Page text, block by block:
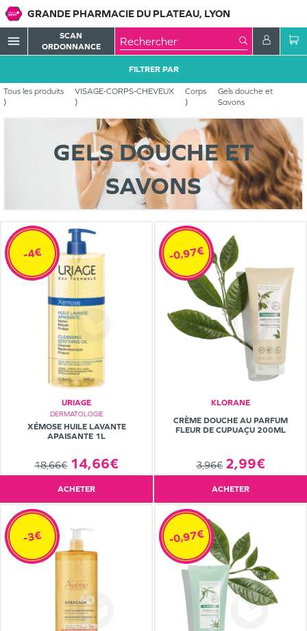
GRANDE PHARMACIE DU PLATEAU, LYON
menu
SCAN
ORDONNANCE
Tous les produits VISAGE-CORPS-CHEVEUX Corps
Gels douche et
Savons
FILTRER PAR
GELS DOUCHE ET
SAVONS
URIAGE
DERMATOLOGIE
XÉMOSE HUILE LAVANTE
APAISANTE 1L
18,66€ 14,66€
-4€
ACHETER
KLORANE
CRÈME DOUCHE AU PARFUM
FLEUR DE CUPUAÇU 200ML
3,96€ 2,99€
-0,97€
ACHETER
-3€ -0,97€